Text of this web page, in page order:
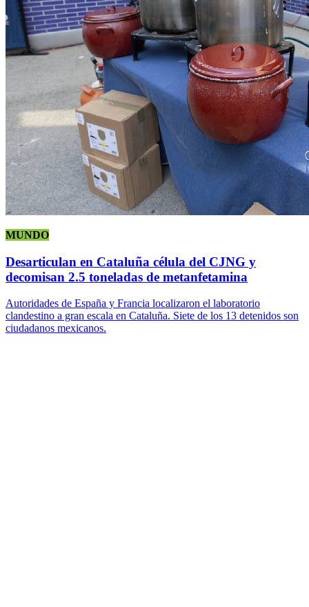
MUNDO
Desarticulan en Cataluña célula del CJNG y
decomisan 2.5 toneladas de metanfetamina
Autoridades de España y Francia localizaron el laboratorio
clandestino a gran escala en Cataluña. Siete de los 13 detenidos son
ciudadanos mexicanos.